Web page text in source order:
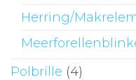
Herring/
Polbrille (4)